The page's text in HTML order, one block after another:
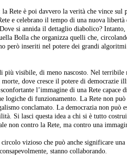
Rete è poi davvero la verità che vince sul
e celebrano il tempo di una nuova
si annida il dettaglio diabolico?
Bolla che organizza quelli che,
però inseriti nel potere dei grandi
più visibile, di meno nascosto. Nel terribile
dove cresce il potere di democrazie
l’immagine di una Rete
logiche di funzionamento. La Rete non
conclamato. La democrazia non può
Si lasci questa idea a chi si è tutto
non contro la Rete, ma contro una
circolo vizioso che può anche significare
stanno collaborando.